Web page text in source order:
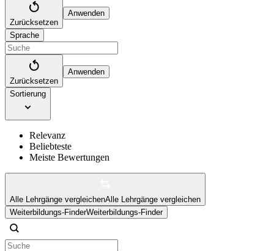
Zurücksetzen
Anwenden
Sprache
Zurücksetzen
Anwenden
Sortierung
Relevanz
Beliebteste
Meiste Bewertungen
Alle Lehrgänge vergleichenAlle Lehrgänge vergleichen
Weiterbildungs-FinderWeiterbildungs-Finder